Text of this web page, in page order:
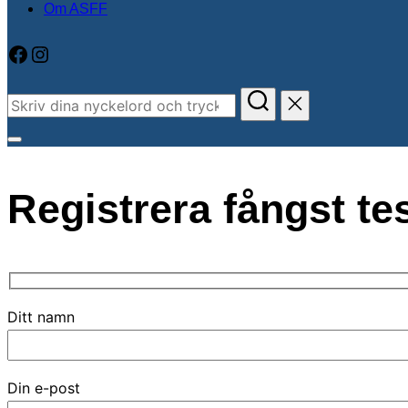
Om ASFF
Facebook
Instagram
Sök
Slå
sidopanel
och
Registrera fångst
Ditt namn
Din e-post